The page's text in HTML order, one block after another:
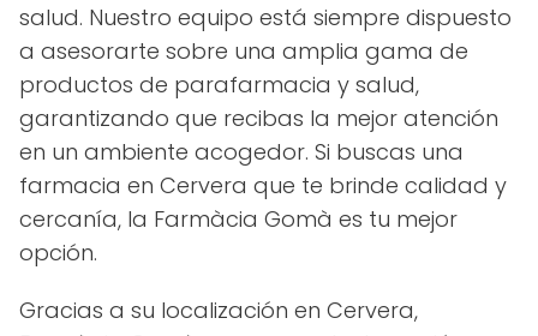
salud. Nuestro equipo está siempre dispuesto
a asesorarte sobre una amplia gama de
productos de parafarmacia y salud,
garantizando que recibas la mejor atención
en un ambiente acogedor. Si buscas una
farmacia en Cervera que te brinde calidad y
cercanía, la Farmàcia Gomà es tu mejor
opción.
Gracias a su localización en Cervera,